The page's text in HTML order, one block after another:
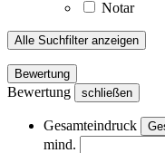
Notar
Alle Suchfilter anzeigen
Bewertung
Bewertung schließen
Gesamteindruck
mind.